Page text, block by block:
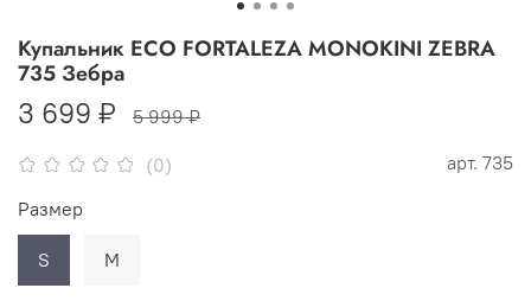
(0) арт. 735
Купальник ECO FORTALEZA MONOKINI ZEBRA
735 Зебра
3 699 ₽ 5 999 ₽
Размер
S M